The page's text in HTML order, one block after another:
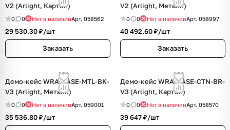
V2 (Arlight, Картон)
0 0 Нет в наличииАрт. 058562
29 530.30 ₽/шт
Заказать
V2 (Arlight, Металл)
0 0 Нет в наличииАрт. 058997
40 492.60 ₽/шт
Заказать
Демо-кейс WRA-CASE-MTL-BK-
V3 (Arlight, Металл)
0 0 Нет в наличииАрт. 059001
35 536.80 ₽/шт
Демо-кейс WRA-CASE-CTN-BR-
V3 (Arlight, Картон)
0 0 Нет в наличииАрт. 058570
39 647 ₽/шт